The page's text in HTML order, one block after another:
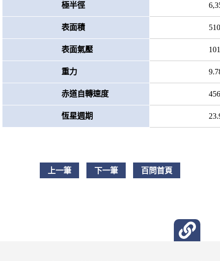
極半徑
表面積
表面氣壓
重力
赤道自轉速度
恆星週期
上一筆 下一筆 百問首頁